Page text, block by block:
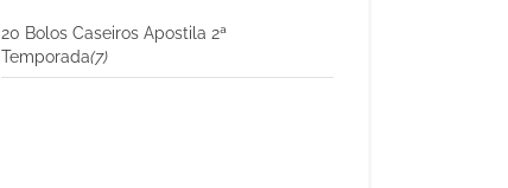
20 Bolos Caseiros Apostila 2ª
Temporada(7)